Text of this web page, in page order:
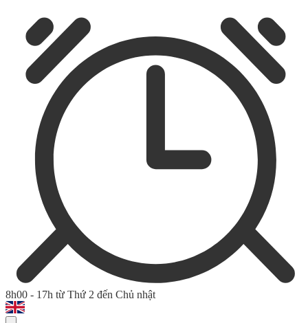
8h00 - 17h từ Thứ 2 đến Chủ nhật